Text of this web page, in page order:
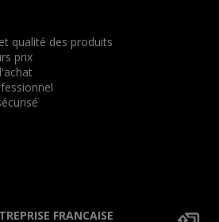
qualité des produits
prix
FRANCAISE